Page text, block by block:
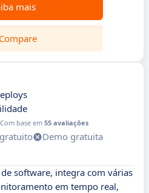
mais
Com base em 55 avaliações
Demo gratuita
software, integra com várias
em tempo real,